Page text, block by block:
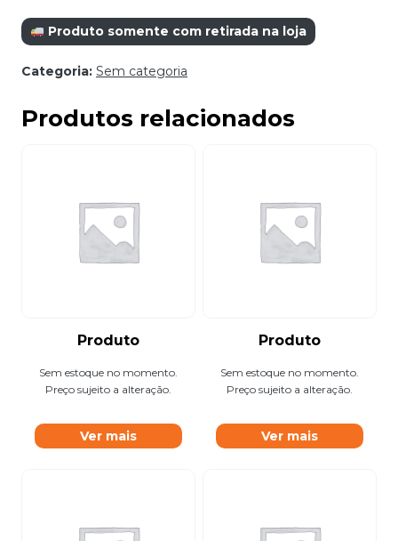
Produto somente com retirada na loja
Categoria: Sem categoria
Produtos relacionados
Produto
Sem estoque no momento.
Preço sujeito a alteração.
Ver mais
Produto
Sem estoque no momento.
Preço sujeito a alteração.
Ver mais